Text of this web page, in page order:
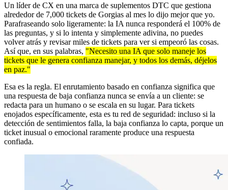
Un líder de CX en una marca de suplementos DTC que gestiona
alrededor de 7,000 tickets de Gorgias al mes lo dijo mejor que yo.
Parafraseando solo ligeramente: la IA nunca responderá el 100% de
las preguntas, y si lo intenta y simplemente adivina, no puedes
volver atrás y revisar miles de tickets para ver si empeoró las cosas.
Así que, en sus palabras, "Necesito una IA que solo maneje los
tickets que le genera confianza manejar, y todos los demás, déjelos
en paz."
Esa es la regla. El enrutamiento basado en confianza significa que
una respuesta de baja confianza nunca se envía a un cliente: se
redacta para un humano o se escala en su lugar. Para tickets
enojados específicamente, esta es tu red de seguridad: incluso si la
detección de sentimientos falla, la baja confianza lo capta, porque un
ticket inusual o emocional raramente produce una respuesta
confiada.